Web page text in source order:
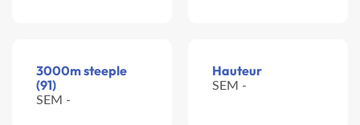
3000m steeple
(91)
SEM -
Hauteur
SEM -